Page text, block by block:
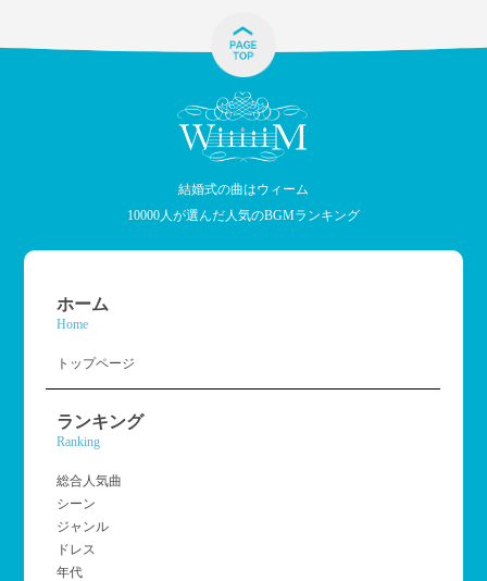
結婚式の曲はウィーム
10000人が選んだ人気のBGMランキング
ホーム
Home
トップページ
ランキング
Ranking
総合人気曲
シーン
ジャンル
ドレス
年代